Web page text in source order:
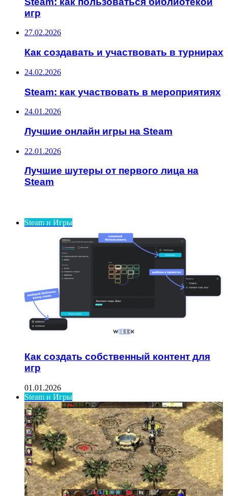
игр
27.02.2026
Как создавать и участвовать в турнирах
24.02.2026
Steam: как участвовать в мероприятиях
24.01.2026
Лучшие онлайн игры на Steam
22.01.2026
Лучшие шутеры от первого лица на
Steam
Steam и Игры
Как создать собственный контент для
игр
01.01.2026
Steam и Игры